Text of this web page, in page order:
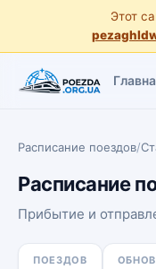
Этот
Расписание поездов/
Расписание
Прибытие и
ПОЕЗДОВ